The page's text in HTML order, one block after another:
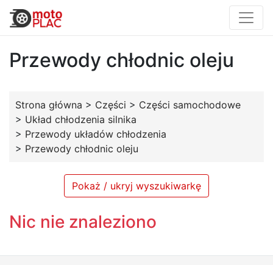
Przewody chłodnic oleju
Strona główna > Części > Części samochodowe
> Układ chłodzenia silnika
> Przewody układów chłodzenia
> Przewody chłodnic oleju
Pokaż / ukryj wyszukiwarkę
Nic nie znaleziono